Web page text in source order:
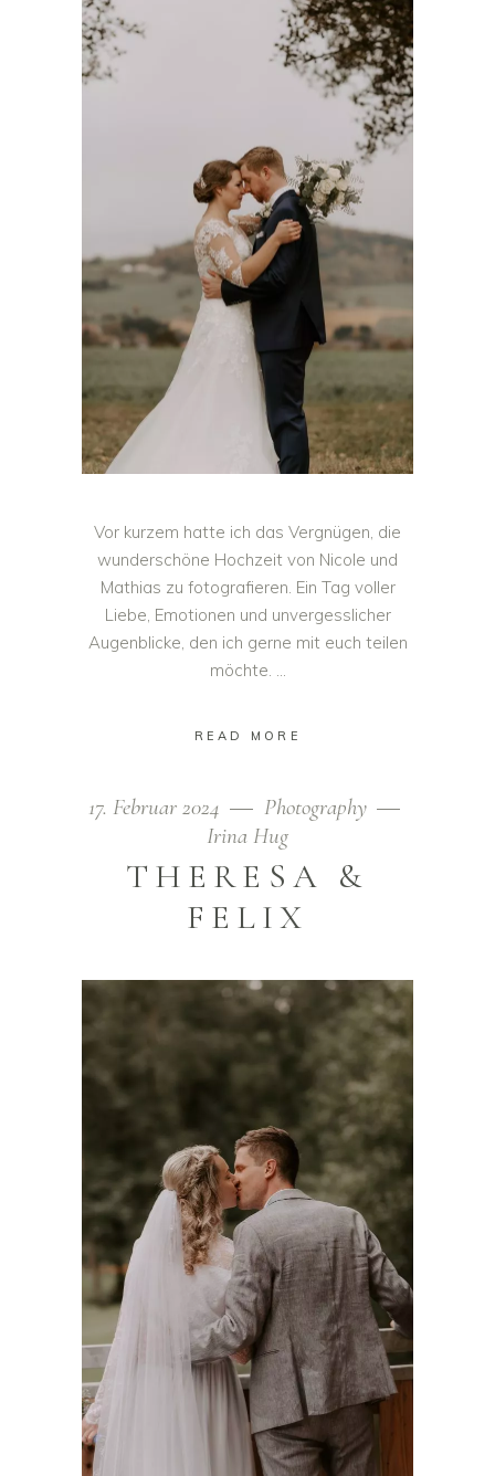
Vor kurzem hatte ich das Vergnügen, die
wunderschöne Hochzeit von Nicole und
Mathias zu fotografieren. Ein Tag voller
Liebe, Emotionen und unvergesslicher
Augenblicke, den ich gerne mit euch teilen
möchte.
READ MORE
17. Februar 2024
Photography
Irina Hug
THERESA &
FELIX